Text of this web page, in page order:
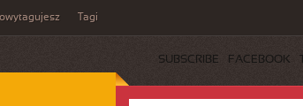
Tagi
SUBSCRIBE FACEBOOK